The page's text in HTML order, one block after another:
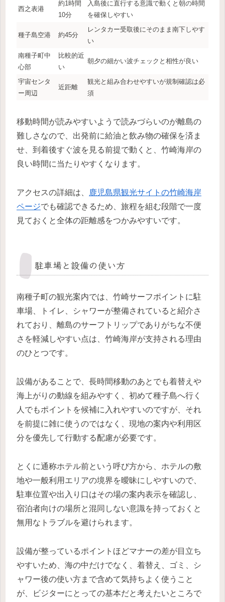
西之表港
約1時間
10分
入島後に直行する意識で動くと朝の時間
を確保しやすい
種子島空港 約45分
レンタカー受取後にそのまま南下しやす
い
南種子町中
心部
比較的近
い
朝夕の細かい波チェックと相性が良い
宇宙センタ
ー周辺
近距離
観光と組み合わせやすいが規制確認は必
須
移動時間が読みやすいようで読みづらいのが離島の
難しさなので、出発前に給油と飲み物の確保を済ま
せ、到着後すぐ波を見る前提で動くと、竹崎海岸の
良い時間に当たりやすくなります。
アクセスの詳細は、
鹿児島県観光サイトの竹崎海岸
ページでも確認できるため、旅程を組む段階で一度
見ておくと全体の距離感をつかみやすいです。
駐車場と設備の使い方
南種子町の観光案内では、竹崎サーフポイントに駐
車場、トイレ、シャワーが整備されていると紹介さ
れており、離島のサーフトリップでありがちな不便
さを軽減しやすい点は、竹崎海岸が支持される理由
のひとつです。
設備があることで、長時間移動のあとでも着替えや
海上がりの動線を組みやすく、初めて種子島へ行く
人でもポイントを候補に入れやすいのですが、それ
を前提に雑に使うのではなく、現地の案内や利用区
分を優先して行動する配慮が必要です。
とくに通称ホテル前という呼び方から、ホテルの敷
地や一般利用エリアの境界を曖昧にしやすいので、
駐車位置や出入り口はその場の案内表示を確認し、
宿泊者向けの場所と混同しない意識を持っておくと
無用なトラブルを避けられます。
設備が整っているポイントほどマナーの差が目立ち
やすいため、海の中だけでなく、着替え、ゴミ、シ
ャワー後の使い方まで含めて気持ちよく使うこと
が、ビジターにとっての基本だと考えたいところで